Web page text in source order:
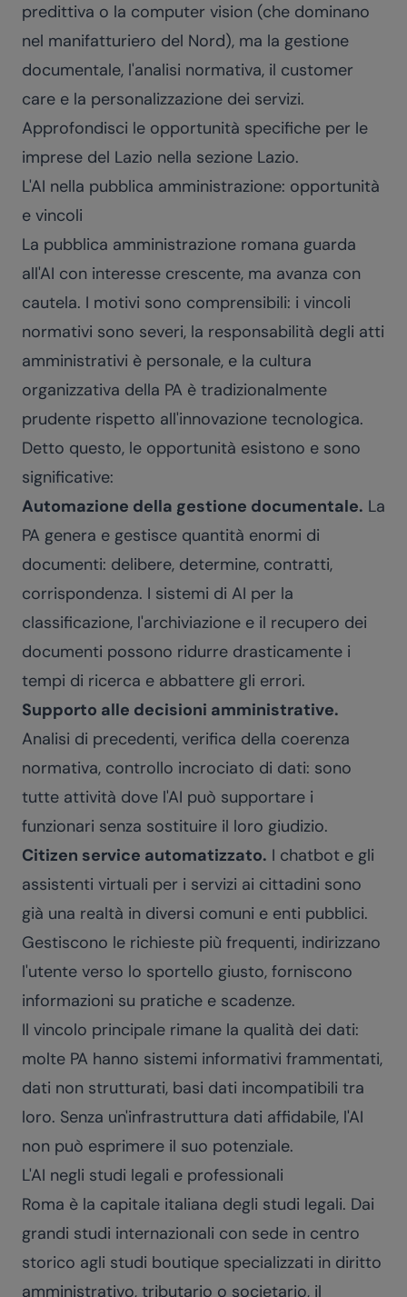
predittiva o la computer vision (che dominano
nel manifatturiero del Nord), ma la gestione
documentale, l'analisi normativa, il customer
care e la personalizzazione dei servizi.
Approfondisci le opportunità specifiche per le
imprese del Lazio nella sezione Lazio.
L'AI nella pubblica amministrazione: opportunità
e vincoli
La pubblica amministrazione romana guarda
all'AI con interesse crescente, ma avanza con
cautela. I motivi sono comprensibili: i vincoli
normativi sono severi, la responsabilità degli atti
amministrativi è personale, e la cultura
organizzativa della PA è tradizionalmente
prudente rispetto all'innovazione tecnologica.
Detto questo, le opportunità esistono e sono
significative:
Automazione della gestione documentale. La
PA genera e gestisce quantità enormi di
documenti: delibere, determine, contratti,
corrispondenza. I sistemi di AI per la
classificazione, l'archiviazione e il recupero dei
documenti possono ridurre drasticamente i
tempi di ricerca e abbattere gli errori.
Supporto alle decisioni amministrative.
Analisi di precedenti, verifica della coerenza
normativa, controllo incrociato di dati: sono
tutte attività dove l'AI può supportare i
funzionari senza sostituire il loro giudizio.
Citizen service automatizzato. I chatbot e gli
assistenti virtuali per i servizi ai cittadini sono
già una realtà in diversi comuni e enti pubblici.
Gestiscono le richieste più frequenti, indirizzano
l'utente verso lo sportello giusto, forniscono
informazioni su pratiche e scadenze.
Il vincolo principale rimane la qualità dei dati:
molte PA hanno sistemi informativi frammentati,
dati non strutturati, basi dati incompatibili tra
loro. Senza un'infrastruttura dati affidabile, l'AI
non può esprimere il suo potenziale.
L'AI negli studi legali e professionali
Roma è la capitale italiana degli studi legali. Dai
grandi studi internazionali con sede in centro
storico agli studi boutique specializzati in diritto
amministrativo, tributario o societario, il